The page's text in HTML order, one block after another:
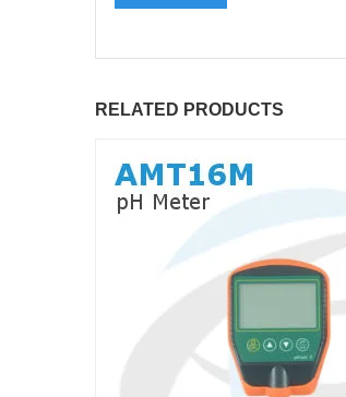
RELATED PRODUCTS